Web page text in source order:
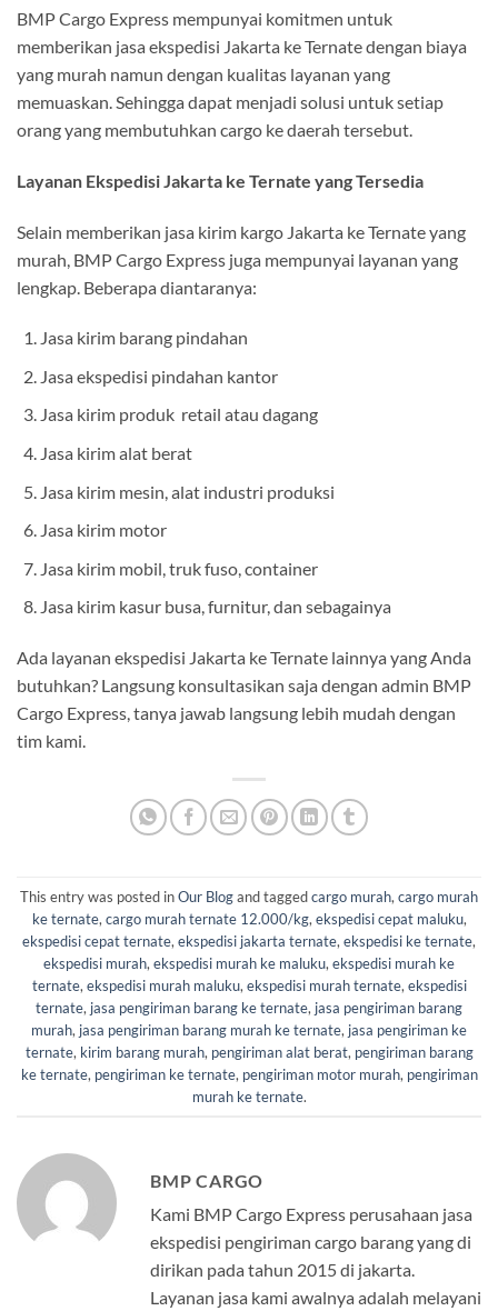
BMP Cargo Express mempunyai komitmen untuk
memberikan jasa ekspedisi Jakarta ke Ternate dengan biaya
yang murah namun dengan kualitas layanan yang
memuaskan. Sehingga dapat menjadi solusi untuk setiap
orang yang membutuhkan cargo ke daerah tersebut.
Layanan Ekspedisi Jakarta ke Ternate yang Tersedia
Selain memberikan jasa kirim kargo Jakarta ke Ternate yang
murah, BMP Cargo Express juga mempunyai layanan yang
lengkap. Beberapa diantaranya:
Jasa kirim barang pindahan
Jasa ekspedisi pindahan kantor
Jasa kirim produk retail atau dagang
Jasa kirim alat berat
Jasa kirim mesin, alat industri produksi
Jasa kirim motor
Jasa kirim mobil, truk fuso, container
Jasa kirim kasur busa, furnitur, dan sebagainya
Ada layanan ekspedisi Jakarta ke Ternate lainnya yang Anda
butuhkan? Langsung konsultasikan saja dengan admin BMP
Cargo Express, tanya jawab langsung lebih mudah dengan
tim kami.
This entry was posted inOur Blogand taggedcargo murah, cargo murah
ke ternate, cargo murah ternate 12.000/kg, ekspedisi cepat maluku,
ekspedisi cepat ternate, ekspedisi jakarta ternate, ekspedisi ke ternate,
ekspedisi murah, ekspedisi murah ke maluku, ekspedisi murah ke
ternate, ekspedisi murah maluku, ekspedisi murah ternate, ekspedisi
ternate, jasa pengiriman barang ke ternate, jasa pengiriman barang
murah, jasa pengiriman barang murah ke ternate, jasa pengiriman ke
ternate, kirim barang murah, pengiriman alat berat, pengiriman barang
ke ternate, pengiriman ke ternate, pengiriman motor murah, pengiriman
murah ke ternate.
BMP CARGO
Kami BMP Cargo Express perusahaan jasa
ekspedisi pengiriman cargo barang yang di
dirikan pada tahun 2015 di jakarta.
Layanan jasa kami awalnya adalah melayani